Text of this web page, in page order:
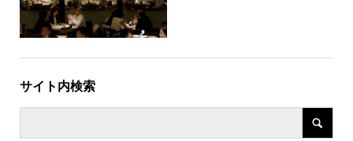
サイト内検索